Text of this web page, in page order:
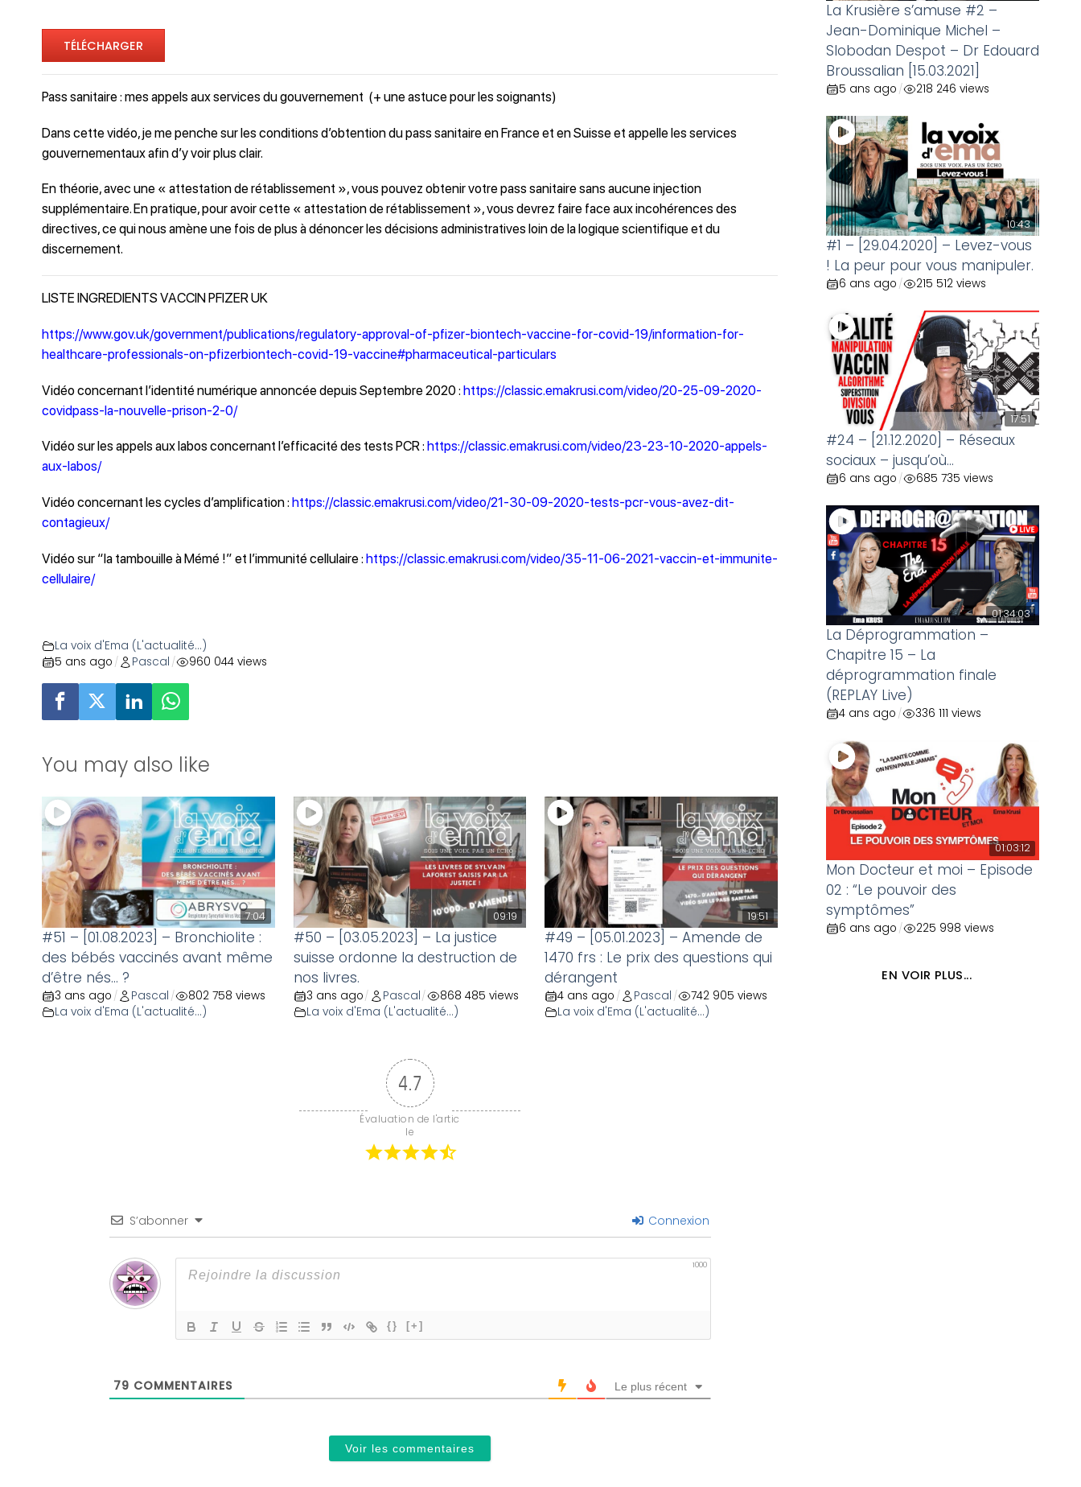
TÉLÉCHARGER
Pass sanitaire : mes appels aux services du gouvernement (+ une astuce pour les soignants)
Dans cette vidéo, je me penche sur les conditions d’obtention du pass sanitaire en France et en Suisse et appelle les services
gouvernementaux afin d’y voir plus clair.
En théorie, avec une « attestation de rétablissement », vous pouvez obtenir votre pass sanitaire sans aucune injection
supplémentaire. En pratique, pour avoir cette « attestation de rétablissement », vous devrez faire face aux incohérences des
directives, ce qui nous amène une fois de plus à dénoncer les décisions administratives loin de la logique scientifique et du
discernement.
LISTE INGREDIENTS VACCIN PFIZER UK
https://www.gov.uk/government/publications/regulatory-approval-of-pfizer-biontech-vaccine-for-covid-19/information-for-
healthcare-professionals-on-pfizerbiontech-covid-19-vaccine#pharmaceutical-particulars
Vidéo concernant l’identité numérique annoncée depuis Septembre 2020 : https://classic.emakrusi.com/video/20-25-09-2020-
covidpass-la-nouvelle-prison-2-0/
Vidéo sur les appels aux labos concernant l’efficacité des tests PCR : https://classic.emakrusi.com/video/23-23-10-2020-appels-
aux-labos/
Vidéo concernant les cycles d’amplification : https://classic.emakrusi.com/video/21-30-09-2020-tests-pcr-vous-avez-dit-
contagieux/
Vidéo sur “la tambouille à Mémé !” et l’immunité cellulaire : https://classic.emakrusi.com/video/35-11-06-2021-vaccin-et-immunite-
cellulaire/
La voix d'Ema (L'actualité...)
5 ans ago / Pascal / 960 044 views
You may also like
7:04
#51 – [01.08.2023] – Bronchiolite :
des bébés vaccinés avant même
d’être nés… ?
3 ans ago / Pascal /
802 758 views
La voix d'Ema (L'actualité...)
09:19
#50 – [03.05.2023] – La justice
suisse ordonne la destruction de
nos livres.
3 ans ago/ Pascal/
868 485 views
La voix d'Ema (L'actualité...)
19:51
#49 – [05.01.2023] – Amende de
1470 frs : Le prix des questions qui
dérangent
4 ans ago / Pascal /
742 905 views
La voix d'Ema (L'actualité...)
4.7
Évaluation de l'artic
le
S’abonner Connexion
1000
{} [+]
79 COMMENTAIRES Le plus récent
Voir les commentaires
La Krusière s’amuse #2 –
Jean-Dominique Michel –
Slobodan Despot – Dr Edouard
Broussalian [15.03.2021]
5 ans ago / 218 246 views
10:43
#1 – [29.04.2020] – Levez-vous
! La peur pour vous manipuler.
6 ans ago / 215 512 views
17:51
#24 – [21.12.2020] – Réseaux
sociaux – jusqu’où…
6 ans ago / 685 735 views
01:34:03
La Déprogrammation –
Chapitre 15 – La
déprogrammation finale
(REPLAY Live)
4 ans ago / 336 111 views
01:03:12
Mon Docteur et moi – Episode
02 : “Le pouvoir des
symptômes”
6 ans ago / 225 998 views
EN VOIR PLUS...